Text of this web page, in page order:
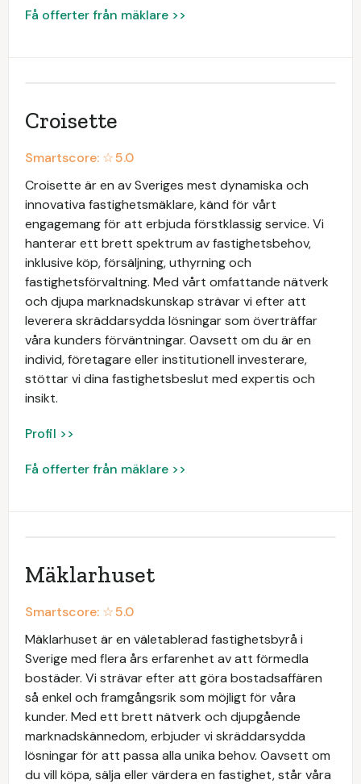
Få offerter från mäklare >>
Croisette
Smartscore: ☆5.0
Croisette är en av Sveriges mest dynamiska och
innovativa fastighetsmäklare, känd för vårt
engagemang för att erbjuda förstklassig service. Vi
hanterar ett brett spektrum av fastighetsbehov,
inklusive köp, försäljning, uthyrning och
fastighetsförvaltning. Med vårt omfattande nätverk
och djupa marknadskunskap strävar vi efter att
leverera skräddarsydda lösningar som överträffar
våra kunders förväntningar. Oavsett om du är en
individ, företagare eller institutionell investerare,
stöttar vi dina fastighetsbeslut med expertis och
insikt.
Profil >>
Få offerter från mäklare >>
Mäklarhuset
Smartscore: ☆5.0
Mäklarhuset är en väletablerad fastighetsbyrå i
Sverige med flera års erfarenhet av att förmedla
bostäder. Vi strävar efter att göra bostadsaffären
så enkel och framgångsrik som möjligt för våra
kunder. Med ett brett nätverk och djupgående
marknadskännedom, erbjuder vi skräddarsydda
lösningar för att passa alla unika behov. Oavsett om
du vill köpa, sälja eller värdera en fastighet, står våra